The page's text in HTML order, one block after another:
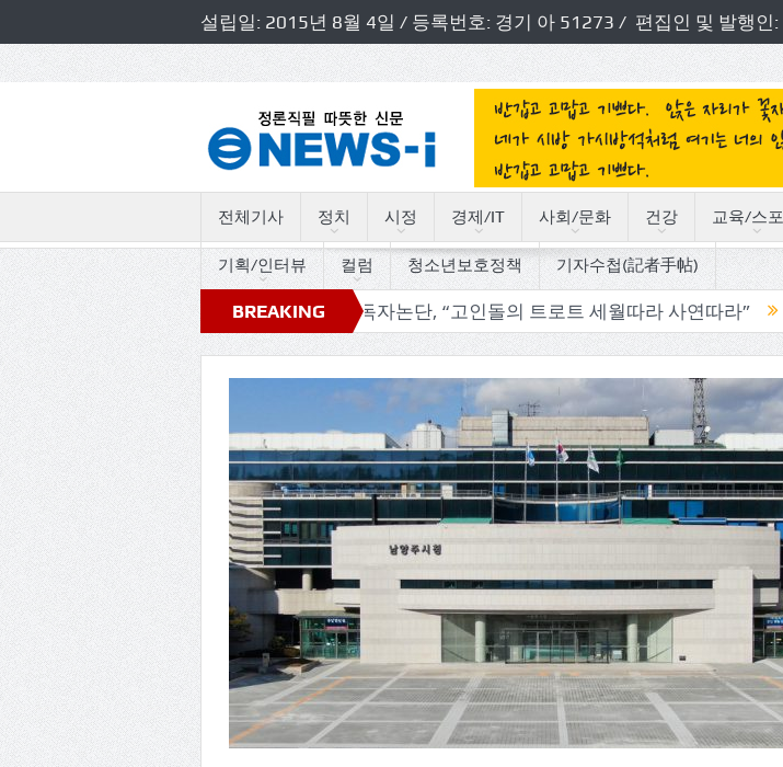
설립일: 2015년 8월 4일 / 등록번호: 경기 아 51273 / 편집인 및 발행
전체기사 정치 시정 경제/IT 사회/문화 건강 교육/스
기획/인터뷰 컬럼 청소년보호정책 기자수첩(記者手帖)
BREAKING
NEWS
청 소방정책간담회 개최 독자논단, “고인돌의 트로트 세월따라 사연따라” 구리시의회